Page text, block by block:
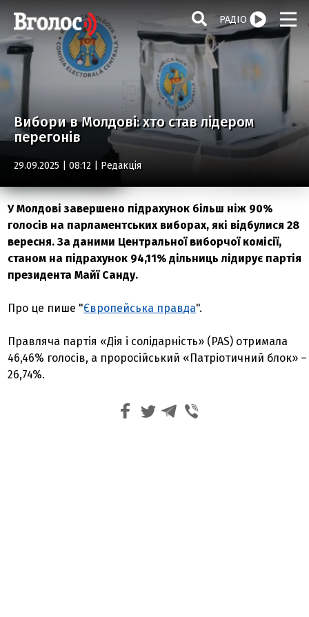
РАДІО
Вибори в Молдові: хто став лідером
перегонів
29.09.2025 | 08:12 | Редакція
У Молдові завершено підрахунок більш ніж 90%
голосів на парламентських виборах, які відбулися 28
вересня. За даними Центральної виборчої комісії,
станом на підрахунок 94,11% дільниць лідирує партія
президента Майї Санду.
Про це пише "Європейська правда".
Правляча партія «Дія і солідарність» (PAS) отримала
46,46% голосів, а проросійський «Патріотичний блок» –
26,74%.